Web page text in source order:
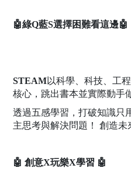
🤖綠Q藍S選擇困難看這邊🤖
STEAM以科學、科技、工
核心，跳出書本並實際動手
透過五感學習，打破知識只
主思考與解決問題！ 創造未
🤖 創意X玩樂X學習 🤖